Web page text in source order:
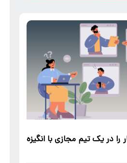
را در یک تیم مجازی با انگیزه